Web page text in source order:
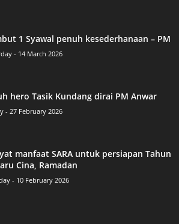
1 Syawal penuh kesederhanaan – PM
- 14 March 2026
hero Tasik Kundang dirai PM Anwar
- 27 February 2026
manfaat SARA untuk persiapan Tahun
Cina, Ramadan
- 10 February 2026